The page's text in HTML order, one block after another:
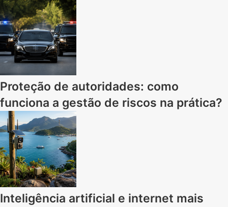
Proteção de autoridades: como
funciona a gestão de riscos na prática?
Inteligência artificial e internet mais